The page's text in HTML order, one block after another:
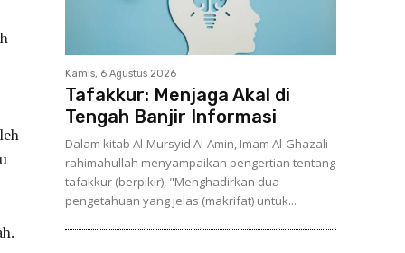
Kamis, 6 Agustus 2026
Tafakkur: Menjaga Akal di
Tengah Banjir Informasi
Dalam kitab Al-Mursyid Al-Amin, Imam Al-Ghazali
rahimahullah menyampaikan pengertian tentang
tafakkur (berpikir), "Menghadirkan dua
pengetahuan yang jelas (makrifat) untuk...